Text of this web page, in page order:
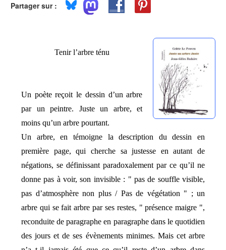
Partager sur :
Tenir l’arbre ténu
Un poète reçoit le dessin d’un arbre
par un peintre. Juste un arbre, et
moins qu’un arbre pourtant.
Un arbre, en témoigne la description du dessin en
première page, qui cherche sa justesse en autant de
négations, se définissant paradoxalement par ce qu’il ne
donne pas à voir, son invisible : " pas de souffle visible,
pas d’atmosphère non plus / Pas de végétation " ; un
arbre qui se fait arbre par ses restes, " présence maigre ",
reconduite de paragraphe en paragraphe dans le quotidien
des jours et de ses évènements minimes. Mais cet arbre